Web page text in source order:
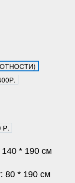
Р.
140 * 190 см
80 * 190 см